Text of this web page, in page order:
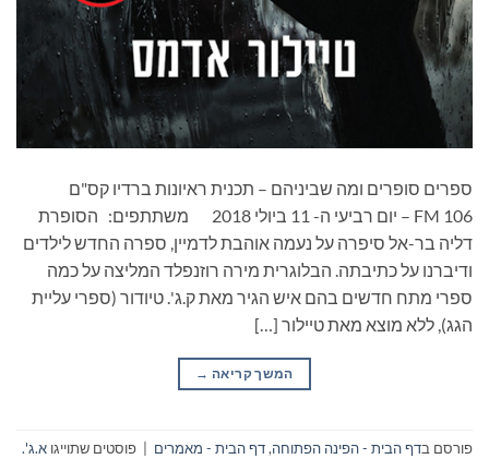
ספרים סופרים ומה שביניהם – תכנית ראיונות ברדיו קס"ם
106 FM – יום רביעי ה- 11 ביולי 2018 משתתפים: הסופרת
דליה בר-אל סיפרה על נעמה אוהבת לדמיין, ספרה החדש לילדים
ודיברנו על כתיבתה. הבלוגרית מירה רוזנפלד המליצה על כמה
ספרי מתח חדשים בהם איש הגיר מאת ק.ג'. טיודור (ספרי עליית
הגג), ללא מוצא מאת טיילור […]
המשך קריאה →
פורסם בדף הבית - הפינה הפתוחה,דף הבית - מאמרים פוסטים שתוייגו א.ג'.